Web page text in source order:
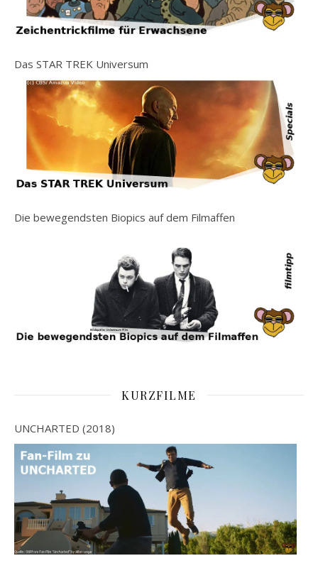
Das STAR TREK Universum
Die bewegendsten Biopics auf dem Filmaffen
KURZFILME
UNCHARTED (2018)